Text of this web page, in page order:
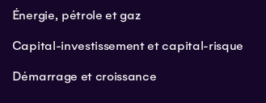
Énergie, pétrole et gaz
Capital-investissement et capital-risque
Démarrage et croissance